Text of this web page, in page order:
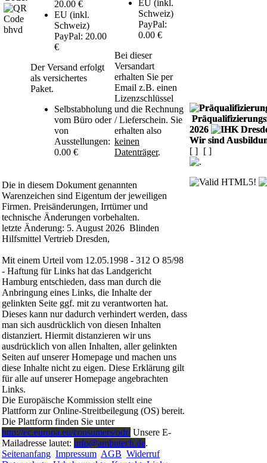
20.00 €
EU (inkl.
Schweiz)
PayPal: 20.00
€
Der Versand erfolgt
als versichertes
Paket.
Selbstabholung
vom Büro oder
von
Ausstellungen:
0.00 €
EU (inkl.
Schweiz)
PayPal:
0.00 €
Bei dieser
Versandart
erhalten Sie per
Email z.B. einen
Lizenzschlüssel
und die Rechnung
/ Lieferschein. Sie
erhalten also
keinen
Datenträger.
Die in diesem Dokument genannten
Warenzeichen sind Eigentum der jeweiligen
Firmen. Preisänderungen, Irrtümer und
technische Änderungen vorbehalten.
letzte Änderung: 5. August 2026 Blinden
Hilfsmittel Vertrieb Dresden,
Mit einem Urteil vom 12.05.1998 - 312 O 85/98
- Haftung für Links hat das Landgericht
Hamburg entschieden, dass man durch die
Anbringung eines Links, die Inhalte der
gelinkten Seite ggf. mit zu verantworten hat.
Dieses kann nur dadurch verhindert werden, dass
man sich ausdrücklich von diesen Inhalten
distanziert. Hiermit distanzieren wir uns
ausdrücklich von allen Inhalten, aller gelinkten
Seiten auf unserer Homepage und machen uns
diese Inhalte nicht zu eigen. Diese Erklärung gilt
für alle auf unserer Homepage angebrachten
Links.
Die Europäische Kommission stellt eine
Plattform zur Online-Streitbeilegung (OS) bereit.
Die Plattform finden Sie unter
http://ec.europa.eu/consumers/odr/Unsere E-
Mailadresse lautet: info@ambutech.de.
Seitenanfang Impressum AGB Widerruf
2026
Wir sind
[ ] [ ]